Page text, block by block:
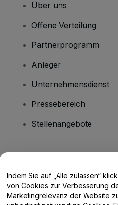
Über uns
Offene Verteilung
Partnerprogramm
Anleger
Unternehmensdienst
Pressebereich
Stellenangebote
Hilfe-Center / Kontakt
Indem Sie auf „Alle zulassen“
von Cookies zur Verbesserung
Marketingrelevanz der Website zu. Ansonsten verwenden wir